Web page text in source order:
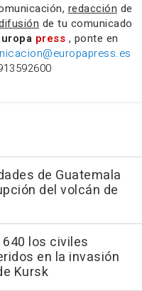
redacción de
de tu comunicado
press , ponte en
de Guatemala
del volcán de
los civiles
en la invasión
Kursk